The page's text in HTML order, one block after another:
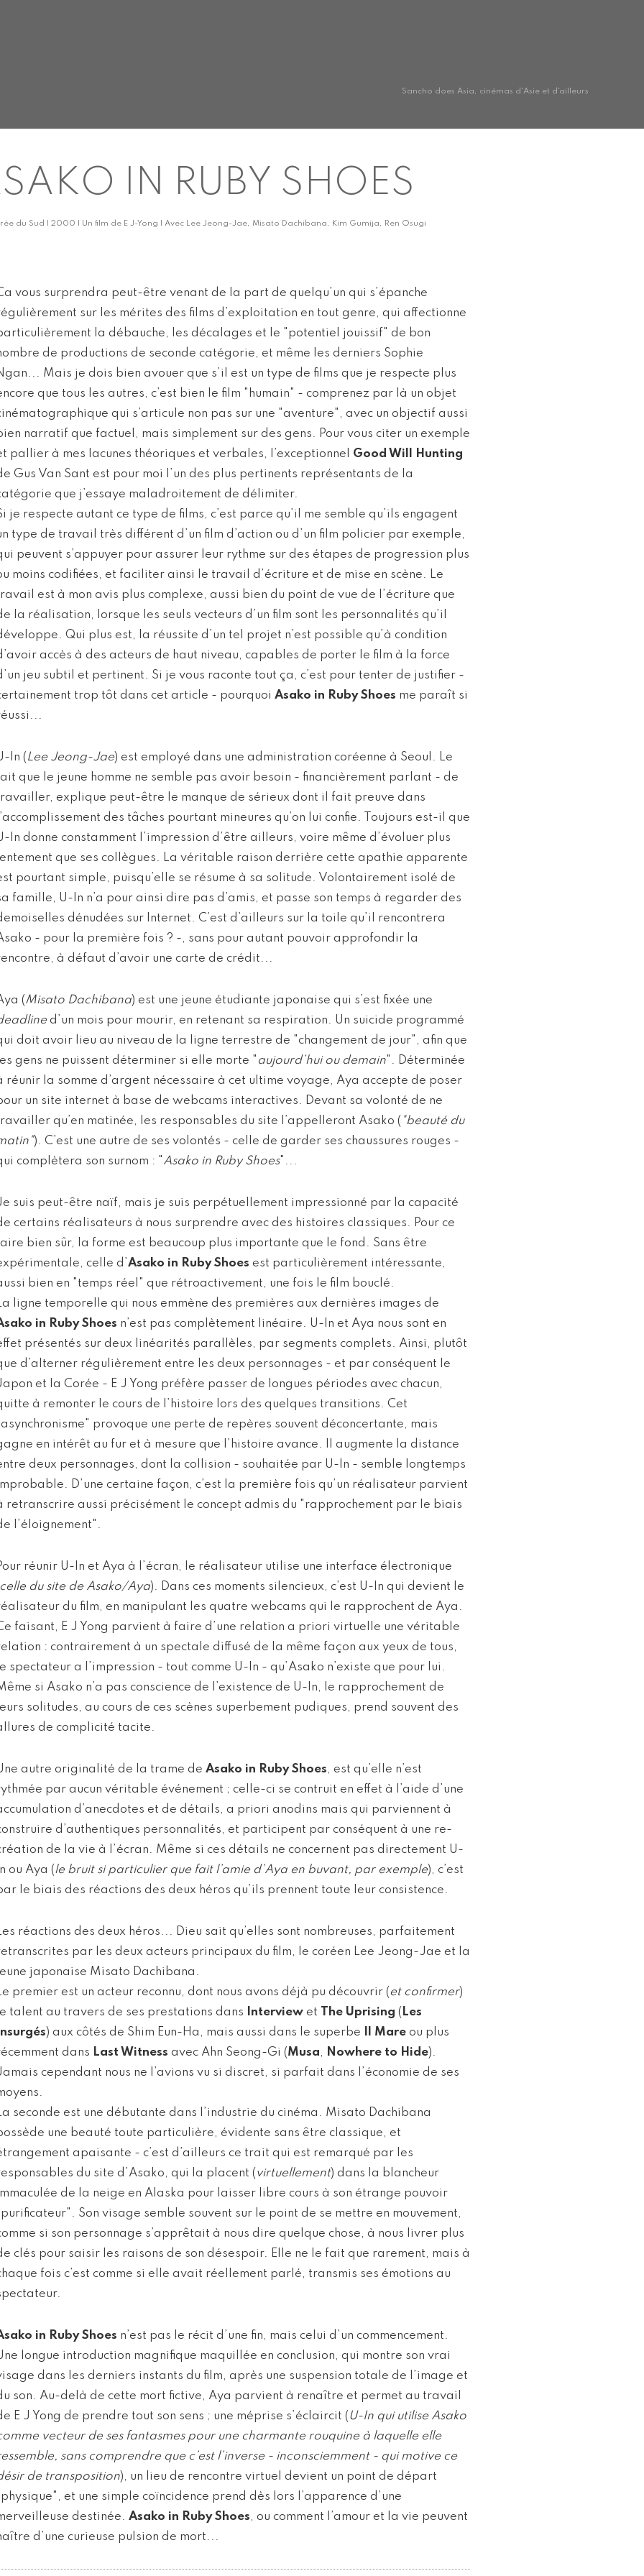
Sancho does Asia, cinémas d'Asie et d'ailleurs
IN RUBY SHOES
du Sud | 2000 | Un film de E J-Yong | Avec Lee Jeong-Jae, Misato Dachibana, Kim Gumija, Ren Osugi
vous surprendra peut-être venant de la part de quelqu’un qui s’épanche
sur les mérites des films d’exploitation en tout genre, qui affectionne
la débauche, les décalages et le "potentiel jouissif" de bon
de productions de seconde catégorie, et même les derniers Sophie
Mais je dois bien avouer que s’il est un type de films que je respecte plus
que tous les autres, c’est bien le film "humain" - comprenez par là un objet
qui s’articule non pas sur une "aventure", avec un objectif aussi
narratif que factuel, mais simplement sur des gens. Pour vous citer un exemple
pallier à mes lacunes théoriques et verbales, l’exceptionnel Good Will Hunting
Gus Van Sant est pour moi l’un des plus pertinents représentants de la
que j’essaye maladroitement de délimiter.
je respecte autant ce type de films, c’est parce qu’il me semble qu’ils engagent
type de travail très différent d’un film d’action ou d’un film policier par exemple,
peuvent s’appuyer pour assurer leur rythme sur des étapes de progression plus
moins codifiées, et faciliter ainsi le travail d’écriture et de mise en scène. Le
est à mon avis plus complexe, aussi bien du point de vue de l’écriture que
la réalisation, lorsque les seuls vecteurs d’un film sont les personnalités qu’il
Qui plus est, la réussite d’un tel projet n’est possible qu’à condition
accès à des acteurs de haut niveau, capables de porter le film à la force
jeu subtil et pertinent. Si je vous raconte tout ça, c’est pour tenter de justifier -
trop tôt dans cet article - pourquoi Asako in Ruby Shoes me paraît si
In (Lee Jeong-Jae) est employé dans une administration coréenne à Seoul. Le
que le jeune homme ne semble pas avoir besoin - financièrement parlant - de
explique peut-être le manque de sérieux dont il fait preuve dans
des tâches pourtant mineures qu’on lui confie. Toujours est-il que
In donne constamment l’impression d’être ailleurs, voire même d’évoluer plus
que ses collègues. La véritable raison derrière cette apathie apparente
pourtant simple, puisqu’elle se résume à sa solitude. Volontairement isolé de
famille, U-In n’a pour ainsi dire pas d’amis, et passe son temps à regarder des
dénudées sur Internet. C’est d’ailleurs sur la toile qu’il rencontrera
- pour la première fois ? -, sans pour autant pouvoir approfondir la
à défaut d’avoir une carte de crédit...
(Misato Dachibana) est une jeune étudiante japonaise qui s’est fixée une
d’un mois pour mourir, en retenant sa respiration. Un suicide programmé
doit avoir lieu au niveau de la ligne terrestre de "changement de jour", afin que
gens ne puissent déterminer si elle morte " aujourd’hui ou demain". Déterminée
réunir la somme d’argent nécessaire à cet ultime voyage, Aya accepte de poser
un site internet à base de webcams interactives. Devant sa volonté de ne
qu’en matinée, les responsables du site l’appelleront Asako ( "beauté du
). C’est une autre de ses volontés - celle de garder ses chaussures rouges -
complètera son surnom : "Asako in Ruby Shoes"...
suis peut-être naïf, mais je suis perpétuellement impressionné par la capacité
certains réalisateurs à nous surprendre avec des histoires classiques. Pour ce
bien sûr, la forme est beaucoup plus importante que le fond. Sans être
celle d’Asako in Ruby Shoes est particulièrement intéressante,
bien en "temps réel" que rétroactivement, une fois le film bouclé.
ligne temporelle qui nous emmène des premières aux dernières images de
in Ruby Shoes n’est pas complètement linéaire. U-In et Aya nous sont en
présentés sur deux linéarités parallèles, par segments complets. Ainsi, plutôt
d’alterner régulièrement entre les deux personnages - et par conséquent le
et la Corée - E J Yong préfère passer de longues périodes avec chacun,
à remonter le cours de l’histoire lors des quelques transitions. Cet
provoque une perte de repères souvent déconcertante, mais
en intérêt au fur et à mesure que l’histoire avance. Il augmente la distance
deux personnages, dont la collision - souhaitée par U-In - semble longtemps
D’une certaine façon, c’est la première fois qu’un réalisateur parvient
retranscrire aussi précisément le concept admis du "rapprochement par le biais
l’éloignement".
réunir U-In et Aya à l’écran, le réalisateur utilise une interface électronique
celle du site de Asako/Aya). Dans ces moments silencieux, c’est U-In qui devient le
du film, en manipulant les quatre webcams qui le rapprochent de Aya.
faisant, E J Yong parvient à faire d’une relation a priori virtuelle une véritable
: contrairement à un spectale diffusé de la même façon aux yeux de tous,
spectateur a l’impression - tout comme U-In - qu’Asako n’existe que pour lui.
si Asako n’a pas conscience de l’existence de U-In, le rapprochement de
solitudes, au cours de ces scènes superbement pudiques, prend souvent des
de complicité tacite.
autre originalité de la trame de Asako in Ruby Shoes, est qu’elle n’est
par aucun véritable événement ; celle-ci se contruit en effet à l’aide d’une
d’anecdotes et de détails, a priori anodins mais qui parviennent à
d’authentiques personnalités, et participent par conséquent à une re-
de la vie à l’écran. Même si ces détails ne concernent pas directement U-
ou Aya (le bruit si particulier que fait l’amie d’Aya en buvant, par exemple), c’est
le biais des réactions des deux héros qu’ils prennent toute leur consistence.
réactions des deux héros... Dieu sait qu’elles sont nombreuses, parfaitement
par les deux acteurs principaux du film, le coréen Lee Jeong-Jae et la
japonaise Misato Dachibana.
premier est un acteur reconnu, dont nous avons déjà pu découvrir (et confirmer)
talent au travers de ses prestations dans
Interview et The Uprising ( Les
) aux côtés de Shim Eun-Ha, mais aussi dans le superbe Il Mare ou plus
dans Last Witness avec Ahn Seong-Gi (Musa, Nowhere to Hide).
cependant nous ne l’avions vu si discret, si parfait dans l’économie de ses
seconde est une débutante dans l’industrie du cinéma. Misato Dachibana
une beauté toute particulière, évidente sans être classique, et
apaisante - c’est d’ailleurs ce trait qui est remarqué par les
du site d’Asako, qui la placent (virtuellement) dans la blancheur
de la neige en Alaska pour laisser libre cours à son étrange pouvoir
Son visage semble souvent sur le point de se mettre en mouvement,
si son personnage s’apprêtait à nous dire quelque chose, à nous livrer plus
clés pour saisir les raisons de son désespoir. Elle ne le fait que rarement, mais à
fois c’est comme si elle avait réellement parlé, transmis ses émotions au
in Ruby Shoes n’est pas le récit d’une fin, mais celui d’un commencement.
longue introduction magnifique maquillée en conclusion, qui montre son vrai
dans les derniers instants du film, après une suspension totale de l’image et
son. Au-delà de cette mort fictive, Aya parvient à renaître et permet au travail
E J Yong de prendre tout son sens ; une méprise s’éclaircit (U-In qui utilise Asako
vecteur de ses fantasmes pour une charmante rouquine à laquelle elle
sans comprendre que c’est l’inverse - inconsciemment - qui motive ce
de transposition), un lieu de rencontre virtuel devient un point de départ
et une simple coïncidence prend dès lors l’apparence d’une
destinée. Asako in Ruby Shoes, ou comment l’amour et la vie peuvent
d’une curieuse pulsion de mort...